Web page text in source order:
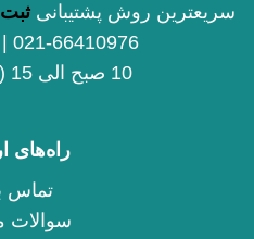
سریعترین روش پشتیبانی
10 صبح الی 15 (3 بعد از ظهر)
راه‌های
تماس
سوالات